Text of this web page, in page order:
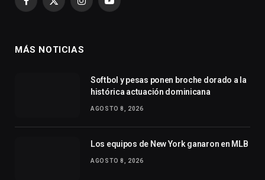
Facebook
X
InstagramYouTube
MÁS NOTICIAS
Softbol y pesas ponen broche dorado a la
histórica actuación dominicana
AGOSTO 8, 2026
Los equipos de New York ganaron en MLB
AGOSTO 8, 2026